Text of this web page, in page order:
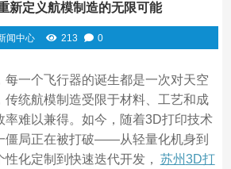
新定义航模制造的无限可能
闻中心 213 0
每一个飞行器的诞生都是一次对天空
传统航模制造受限于材料、工艺和成
率难以兼得。如今，随着3D打印技术
僵局正在被打破——从轻量化机身到
化定制到快速迭代开发， 苏州3D打